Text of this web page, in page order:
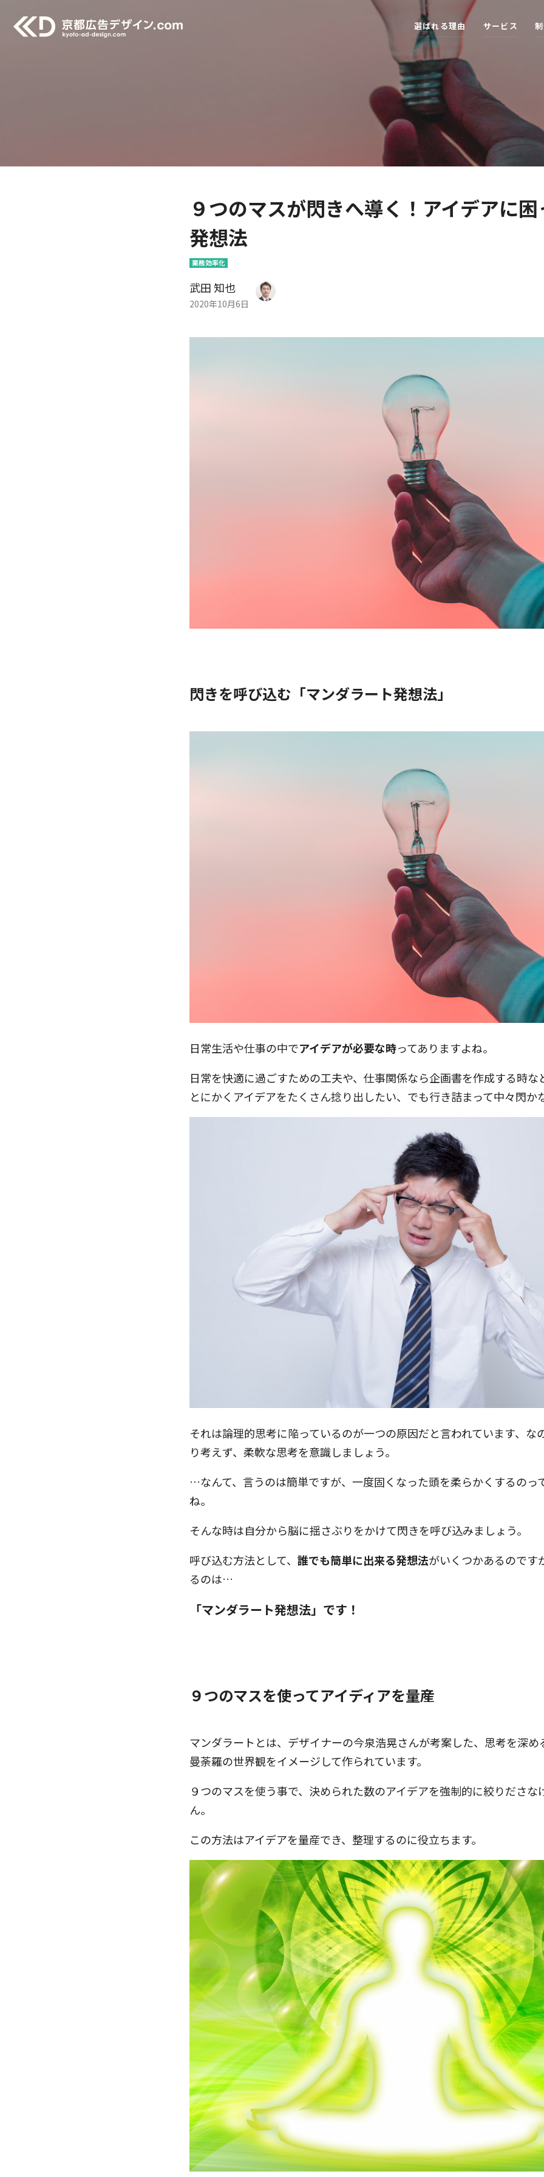
選ばれる理由 サー ビ ス 制
９つのマスが閃きへ導く！アイデアに
発想法
業務効率化
武田 知也
2020年10月6日
閃きを呼び込む「マンダラート発想法」
日常生活や仕事の中でアイデアが必要な時ってありますよね。
日常を快適に過ごすための工夫や、仕事関係なら企画書を作成する時な
とにかくアイデアをたくさん捻り出したい、でも行き詰まって中々閃か
それは論理的思考に陥っているのが一つの原因だと言われています、な
り考えず、柔軟な思考を意識しましょう。
…なんて、言うのは簡単ですが、一度固くなった頭を柔らかくするのっ
ね。
そんな時は自分から脳に揺さぶりをかけて閃きを呼び込みましょう。
呼び込む方法として、 誰でも簡単に出来る発想法がいくつかあるのです
るのは…
「マンダラート発想法」です！
９つのマスを使ってアイディアを量産
マンダラートとは、デザイナーの今泉浩晃さんが考案した、思考を深め
曼荼羅の世界観をイメージして作られています。
９つのマスを使う事で、決められた数のアイデアを強制的に絞りださな
ん。
この方法はアイデアを量産でき、整理するのに役立ちます。